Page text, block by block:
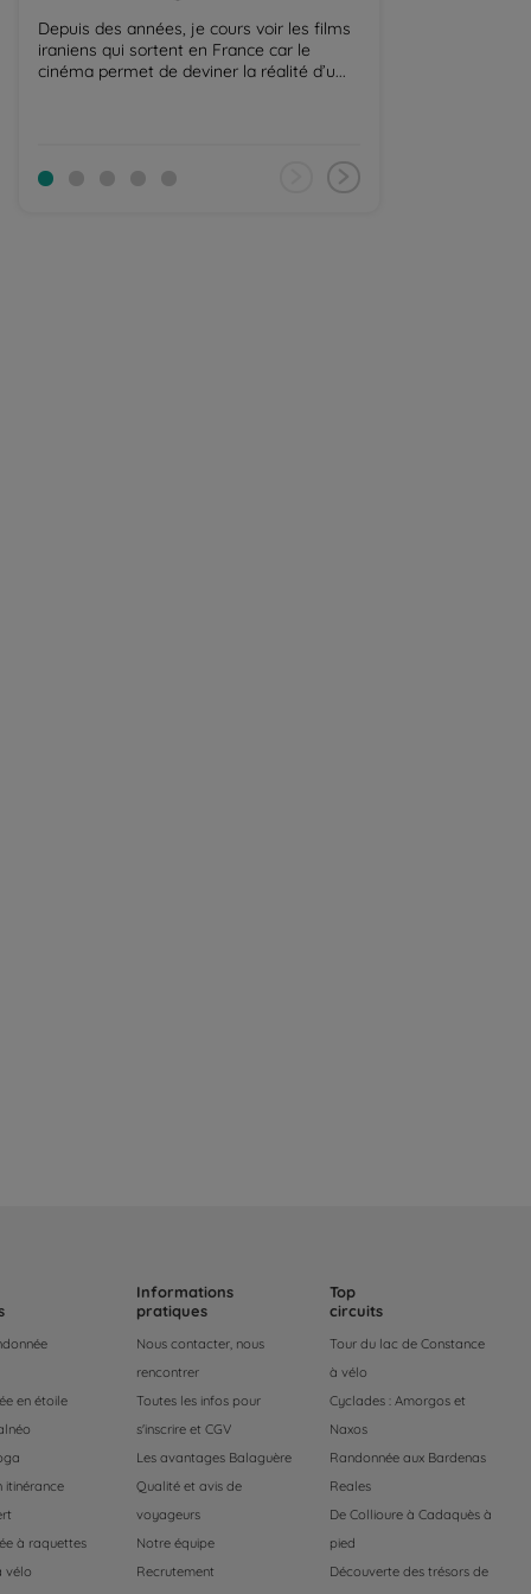
Depuis des années, je cours voir les films
iraniens qui sortent en France car le
cinéma permet de deviner la réalité d’u...
en étoile
itinérance
à raquettes
vélo
Informations
pratiques
Nous contacter, nous
rencontrer
Toutes les infos pour
s'inscrire et CGV
Les avantages Balaguère
Qualité et avis de
voyageurs
Notre équipe
Recrutement
Top
circuits
Tour du lac de Constance
à vélo
Cyclades : Amorgos et
Naxos
Randonnée aux Bardenas
Reales
De Collioure à Cadaquès à
pied
Découverte des trésors de